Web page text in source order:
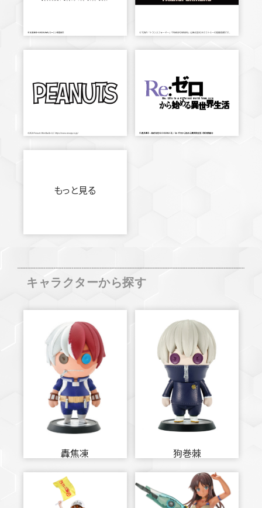
もっと見る
キャラクターから探す
轟焦凍 狗巻棘